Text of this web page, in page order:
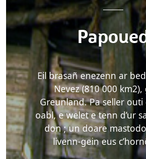
Eil brasañ enezenn ar
Nevez (810 000
Greunland. Pa seller
oabl, e welet e tenn d’ur
don ; un doare
livenn-gein eus